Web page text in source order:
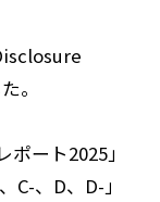
。
ート2025」
C-、D、D-」